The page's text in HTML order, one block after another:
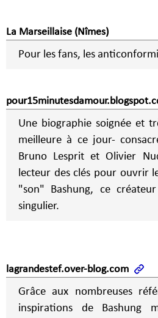
La Marseillaise (Nîmes)
Pour les fans, les
Une biographie soignée et
meilleure à ce jour-
Bruno Lesprit et Olivier
lecteur des clés pour ouvrir
"son" Bashung, ce
singulier.
lagrandestef.over-blog.com
Grâce aux nombreuses
inspirations de Bashung